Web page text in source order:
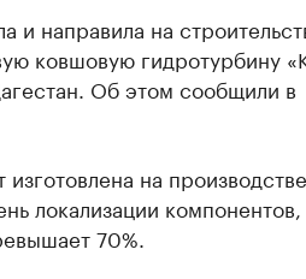
и направила на
ковшовую гидротурбину
Об этом сообщили в
на
локализации компонентов,
70%.